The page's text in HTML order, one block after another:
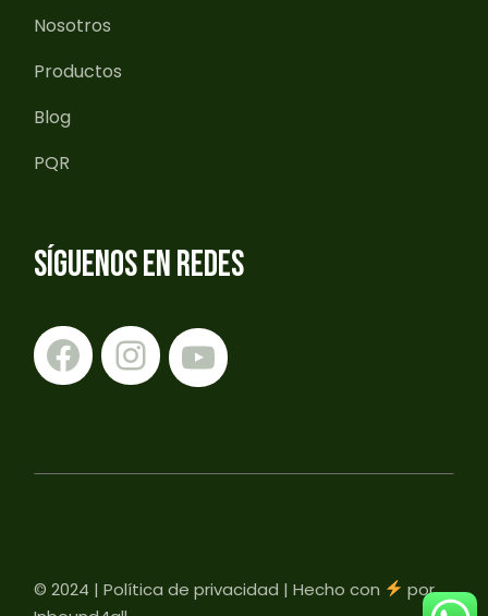
Nosotros
Productos
Blog
PQR
SÍGUENOS EN REDES
Facebook
Instagram
YouTube
© 2024 |Política de privacidad | Hecho con
por